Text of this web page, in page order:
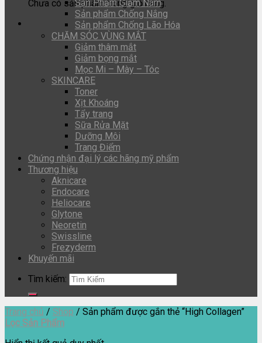
Chưa có sản phẩm trong giỏ hàng.
Sản Phẩm Giảm Nám
Sản phẩm Chống Nắng
Sản phẩm Chống Lão Hóa
CHĂM SÓC VÙNG MẮT
Giảm thâm mắt
Giảm bọng mắt
Mọc Mi – Mày – Tóc
SKINCARE
Toner
Xịt Khoáng
Tẩy trang
Sữa Rửa Mặt
Dưỡng Môi
Trang Điểm
Chứng nhận đại lý các hãng mỹ phẩm
Thương hiệu
Aknicare
Endocare
Heliocare
Glytone
Neoretin
Swissline
Frezyderm
Khuyến mãi
Tìm kiếm:
Trang chủ / Shop / Sản phẩm được gắn thẻ “High Collagen”
Lọc Sản Phẩm